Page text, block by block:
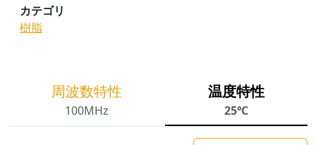
カテゴリ
樹脂
周波数特性
100MHz
温度特性
25℃